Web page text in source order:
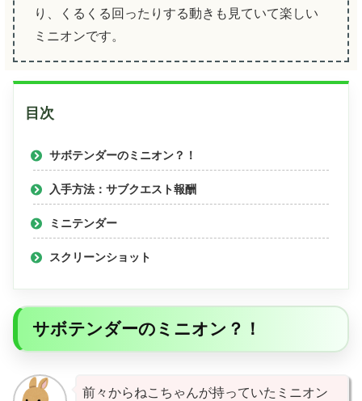
り、くるくる回ったりする動きも見ていて楽しい
ミニオンです。
目次
サボテンダーのミニオン？！
入手方法：サブクエスト報酬
ミニテンダー
スクリーンショット
サボテンダーのミニオン？！
前々からねこちゃんが持っていたミニオン